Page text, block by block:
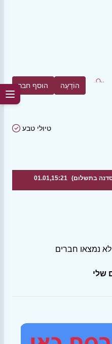
הוסף חבר הוֹדָעָה
טיולי טבע
01.01,15:21
לא נמצאו חברים